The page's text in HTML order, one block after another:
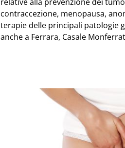
contraccezione, menopausa,
terapie delle principali patologie
anche a Ferrara, Casale